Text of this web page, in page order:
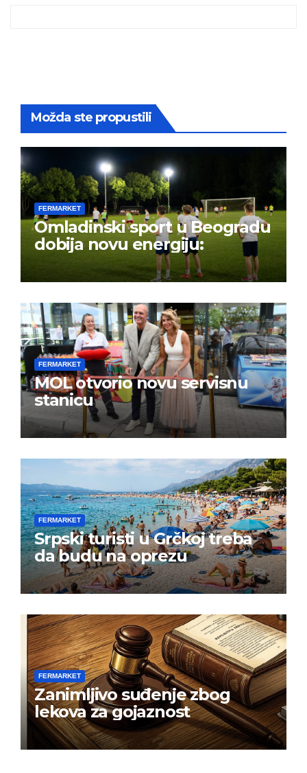
Možda ste propustili
FERMARKET
Omladinski sport u Beogradu
dobija novu energiju:
FERMARKET
MOL otvorio novu servisnu
stanicu
FERMARKET
Srpski turisti u Grčkoj treba
da budu na oprezu
FERMARKET
Zanimljivo suđenje zbog
lekova za gojaznost